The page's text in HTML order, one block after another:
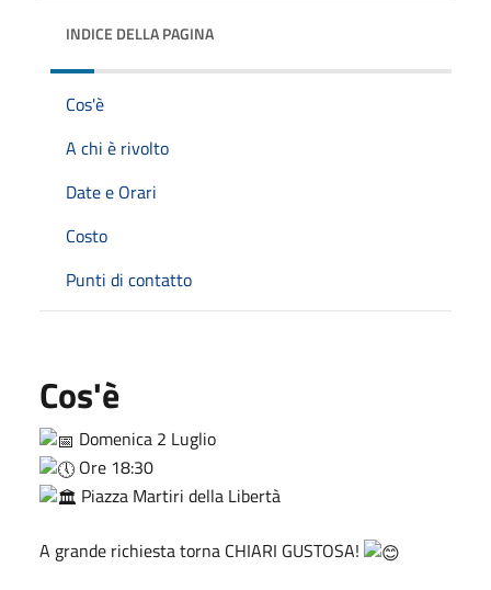
INDICE DELLA PAGINA
Cos'è
A chi è rivolto
Date e Orari
Costo
Punti di contatto
Cos'è
Domenica 2 Luglio
Ore 18:30
Piazza Martiri della Libertà
A grande richiesta torna CHIARI GUSTOSA!